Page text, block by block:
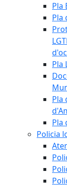
Pla
Pla
Pla
Pla
Pla
Policia